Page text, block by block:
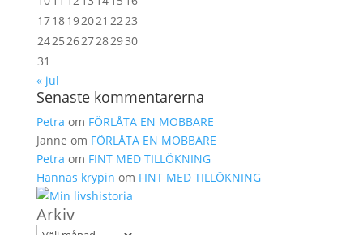
1718192021 2223
24252627282930
31
« jul
Senaste kommentarerna
Petra om FÖRLÅTA EN MOBBARE
Janne om FÖRLÅTA EN MOBBARE
Petra om FINT MED TILLÖKNING
Hannas krypin om FINT MED TILLÖKNING
Arkiv